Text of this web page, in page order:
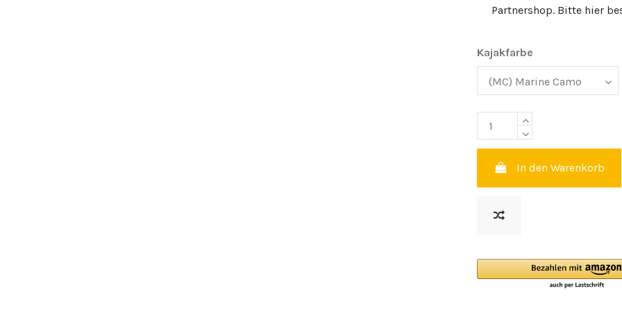
Partnershop. Bitte hier
Kajakfarbe
In den Warenkorb